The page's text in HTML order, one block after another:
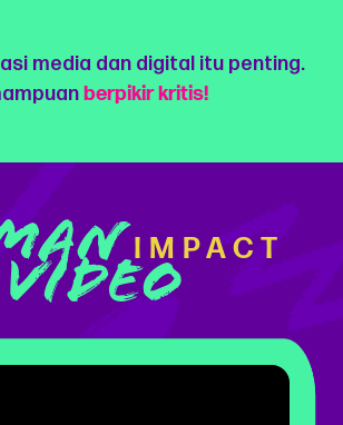
media dan digital itu penting.
berpikir kritis!
IMPACT
VIDEO